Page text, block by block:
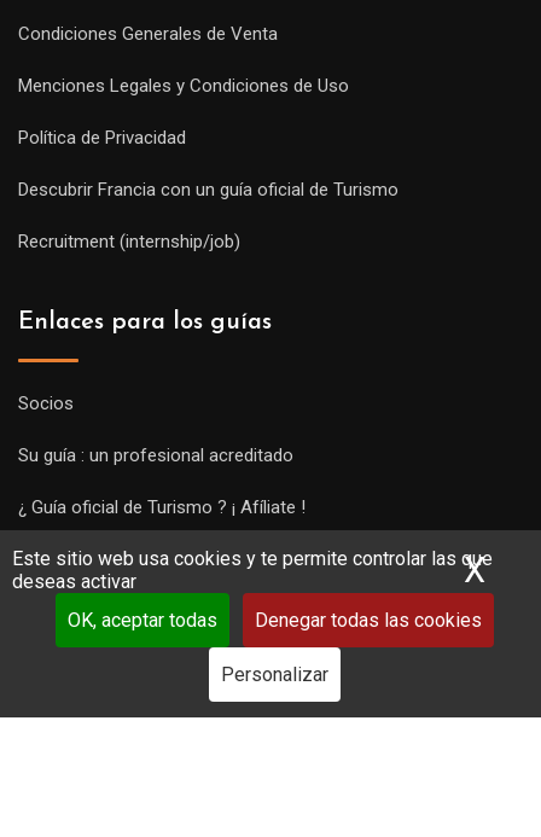
Este sitio web usa cookies y te permite controlar las que
deseas activar
OK, aceptar todas
Denegar todas las cookies
Personalizar
X
Condiciones Generales de Venta
Menciones Legales y Condiciones de Uso
Política de Privacidad
Descubrir Francia con un guía oficial de Turismo
Recruitment (internship/job)
Enlaces para los guías
Socios
Su guía : un profesional acreditado
¿ Guía oficial de Turismo ? ¡ Afíliate !
Subir una visita y empezar a trabajar !